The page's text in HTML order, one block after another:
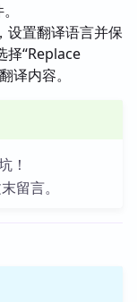
设置翻译语言并保
择“Replace
内容。
！
留言。